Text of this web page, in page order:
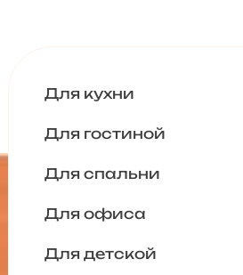
Для кухни
Для гостиной
Для спальни
Для офиса
Для детской